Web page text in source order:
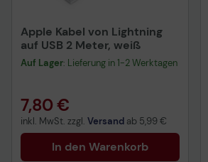
Apple Kabel von Lightning
auf USB 2 Meter, weiß
Auf Lager: Lieferung in 1-2 Werktagen
7,80 €
inkl. MwSt. zzgl. Versand ab 5,99 €
In den Warenkorb